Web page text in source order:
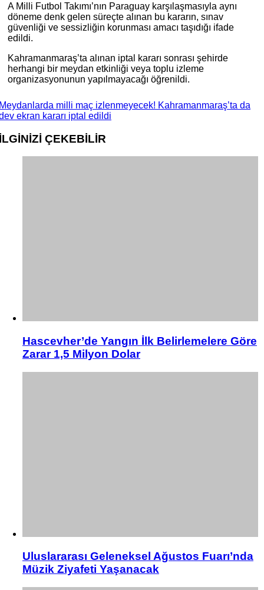
A Milli Futbol Takımı’nın Paraguay karşılaşmasıyla aynı
döneme denk gelen süreçte alınan bu kararın, sınav
güvenliği ve sessizliğin korunması amacı taşıdığı ifade
edildi.
Kahramanmaraş’ta alınan iptal kararı sonrası şehirde
herhangi bir meydan etkinliği veya toplu izleme
organizasyonunun yapılmayacağı öğrenildi.
milli maç izlenmeyecek! Kahramanmaraş’ta da
ekran kararı iptal edildi
ÇEKEBİLİR
Hascevher’de Yangın İlk Belirlemelere Göre
Zarar 1,5 Milyon Dolar
Uluslararası Geleneksel Ağustos Fuarı’nda
Müzik Ziyafeti Yaşanacak